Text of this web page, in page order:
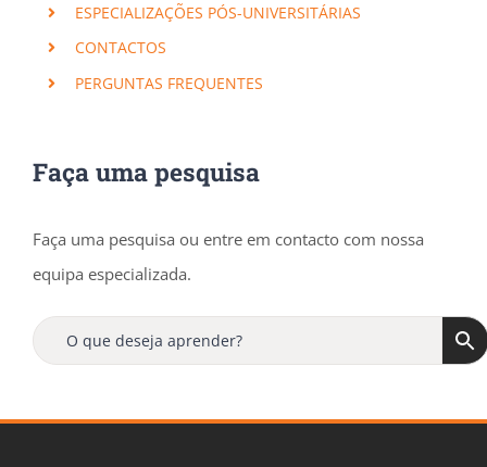
ESPECIALIZAÇÕES PÓS-UNIVERSITÁRIAS
CONTACTOS
PERGUNTAS FREQUENTES
Faça uma pesquisa
Faça uma pesquisa ou entre em contacto com nossa
equipa especializada.